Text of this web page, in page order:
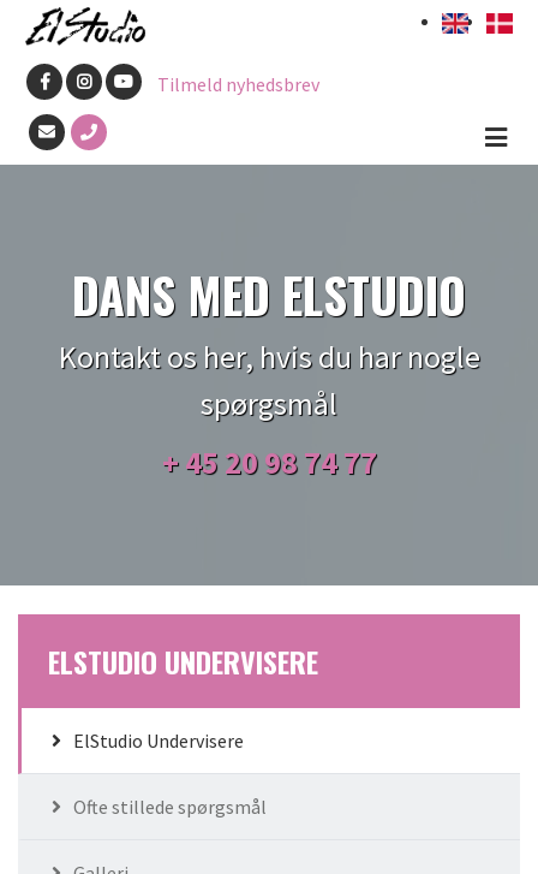
hovedindhold
Tilmeld nyhedsbrev
DANS MED ELSTUDIO
Kontakt os her, hvis du har nogle
spørgsmål
+ 45 20 98 74 77
ELSTUDIO UNDERVISERE
ElStudio Undervisere
Ofte stillede spørgsmål